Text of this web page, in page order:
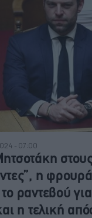
- 07:00
η
ραντεβού
η τελική